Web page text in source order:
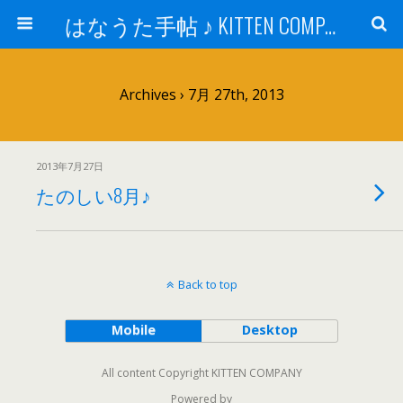
はなうた手帖 ♪ KITTEN COMPANY
Archives › 7月 27th, 2013
2013年7月27日
たのしい8月♪
Back to top
Mobile Desktop
All content Copyright KITTEN COMPANY
Powered by